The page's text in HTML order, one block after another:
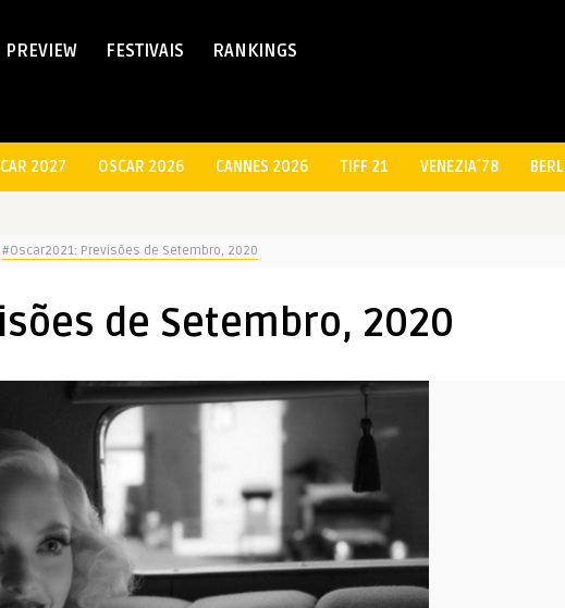
PREVIEW FESTIVAIS RANKINGS
2027 OSCAR 2026 CANNES 2026 TIFF 21 VENEZIA´78
#Oscar2021: Previsões de Setembro, 2020
de Setembro, 2020